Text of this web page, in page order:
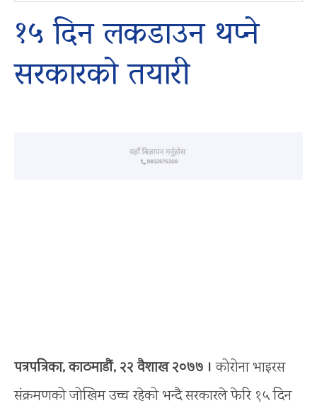
१५ दिन लकडाउन थप्ने
सरकारको तयारी
पत्रपत्रिका, काठमाडौं, २२ वैशाख २०७७ । कोरोना भाइरस
संक्रमणको जोखिम उच्च रहेको भन्दै सरकारले फेरि १५ दिन